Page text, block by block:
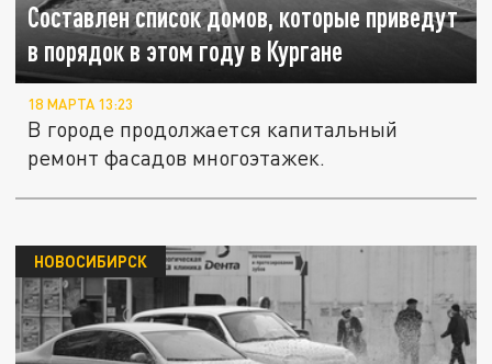
Составлен список домов, которые приведут
в порядок в этом году в Кургане
18 МАРТА 13:23
В городе продолжается капитальный
ремонт фасадов многоэтажек.
НОВОСИБИРСК